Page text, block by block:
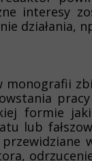
interesy
działania,
monografii
formie
lub